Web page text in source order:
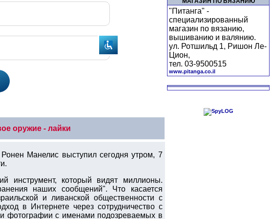
оружие - лайки
Манелис выступил сегодня утром, 7
инструмент, который видят миллионы.
наших сообщений". Что касается
и ливанской общественности с
в Интернете через сотрудничество с
фотографии с именами подозреваемых в
"Питанга" -
специализированный
магазин по вязанию,
вышиванию и валянию.
ул. Ротшильд 1, Ришон Ле-
Цион,
тел. 03-9500515
www.pitanga.co.il